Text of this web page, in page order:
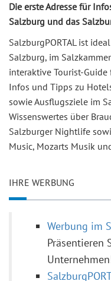
Die erste Adresse für
Salzburg und das
SalzburgPORTAL ist
Salzburg, im
interaktive Tourist-
Infos und Tipps zu
sowie Ausflugsziele im
Wissenswertes über
Salzburger Nightlife
Music, Mozarts Musik
IHRE WERBUNG
Werbung im
Präsentieren